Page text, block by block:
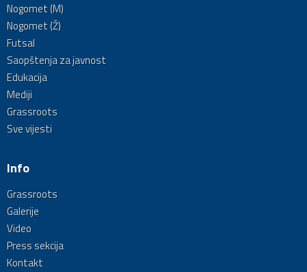
Nogomet (M)
Nogomet (Ž)
Futsal
Saopštenja za javnost
Edukacija
Mediji
Grassroots
Sve vijesti
Info
Grassroots
Galerije
Video
Press sekcija
Kontakt